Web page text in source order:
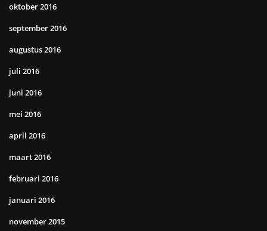
oktober 2016
september 2016
augustus 2016
juli 2016
juni 2016
mei 2016
april 2016
maart 2016
februari 2016
januari 2016
november 2015